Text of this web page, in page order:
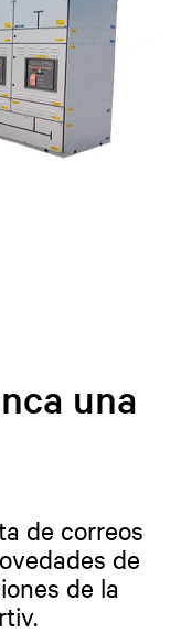
una
de correos
de
de la